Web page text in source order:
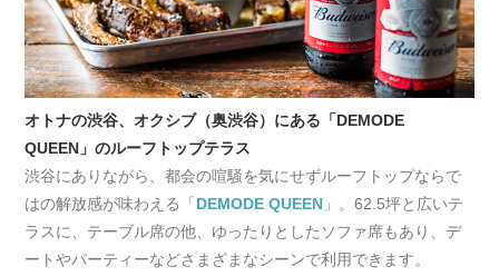
オトナの渋谷、オクシブ（奥渋谷）にある「DEMODE
QUEEN」のルーフトップテラス
渋谷にありながら、都会の喧騒を気にせずルーフトップならで
はの解放感が味わえる「 DEMODE QUEEN 」。62.5坪と広いテ
ラスに、テーブル席の他、ゆったりとしたソファ席もあり、デ
ートやパーティーなどさまざまなシーンで利用できます。